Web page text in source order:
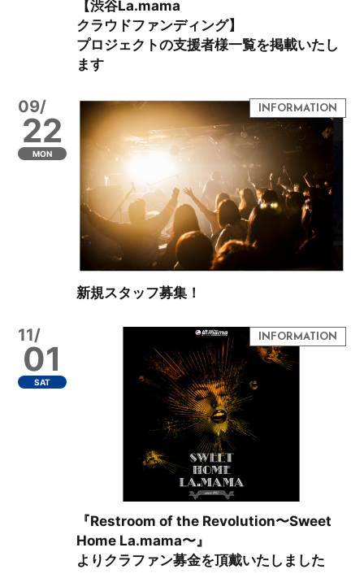
【渋谷La.mama
クラウドファンディング】
プロジェクトの支援者様一覧を掲載いたし
ます
09/
22
MON
新規スタッフ募集！
11/
01
SAT
『Restroom of the Revolution〜Sweet
Home La.mama〜』
よりクラファン募金を頂戴いたしました